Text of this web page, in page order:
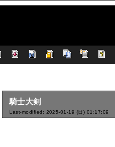
騎士大剣
Last-modified: 2025-01-19 (日) 01:17:09